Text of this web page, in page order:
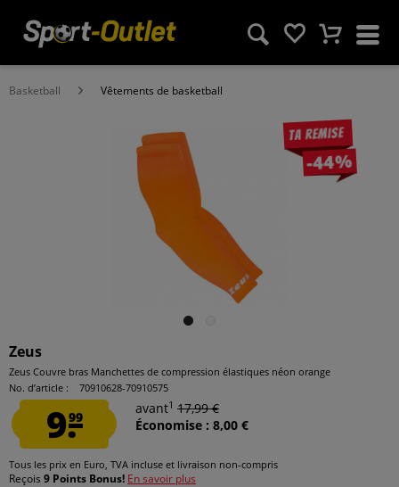
Basketball Vêtements de basketball
Ta remise
-44%
Zeus
Zeus Couvre bras Manchettes de compression élastiques néon orange
No. d’article :
70910628-70910575
9.99
avant1 17,99 €
Économise : 8,00 €
Tous les prix en Euro, TVA incluse et livraison non-compris
Reçois 9 Points Bonus! En savoir plus